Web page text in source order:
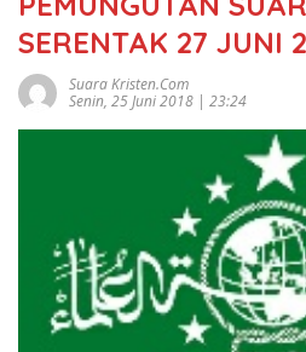
SERENTAK 27 JUNI
Suara Kristen.com
Senin, 25 Juni 2018 | 23:24